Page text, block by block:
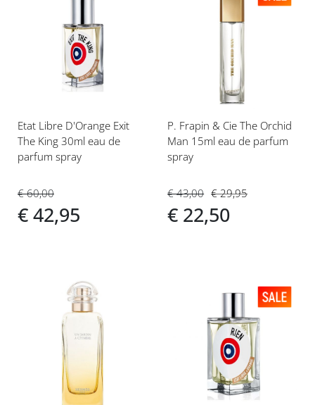
verlanglijst
Etat Libre D'Orange Exit
The King 30ml eau de
parfum spray
€ 60,00
€ 42,95
verlanglijst
P. Frapin & Cie The Orchid
Man 15ml eau de parfum
spray
€ 43,00
€ 22,50
€ 29,95
verlanglijst
verlanglijst